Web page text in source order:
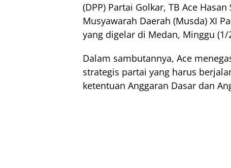
(DPP) Partai Golkar, TB Ace
Musyawarah Daerah (Musda) XI
yang digelar di Medan, Minggu (1/
Dalam sambutannya, Ace
strategis partai yang harus
ketentuan Anggaran Dasar dan